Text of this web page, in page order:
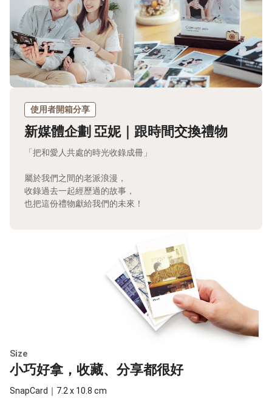
使用者開箱分享
新媒體企劃 亞妮｜跟時間交換禮物
「把和愛人共處的時光收錄成冊」
屬於我們之間的老派浪漫，
收錄過去一起經歷過的故事，
也把這份禮物獻給我們的未來！
Size
小巧好拿，收藏、分享都很好
SnapCard｜7.2 x 10.8 cm